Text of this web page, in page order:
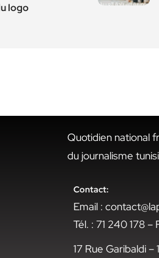
logo
Quotidien national
du journalisme
Contact:
Email :
Tél. : 71 240 178 –
17 Rue Garibaldi –